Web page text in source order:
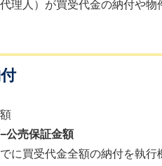
理人）が買受代金の納付や
公売保証金額
に買受代金全額の納付を執行